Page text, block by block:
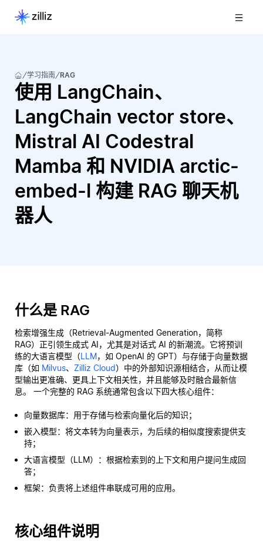
学习指南 RAG
使用 LangChain、
LangChain vector store、
Mistral AI Codestral
Mamba 和 NVIDIA arctic-
embed-l 构建 RAG 聊天机
器人
什么是 RAG
检索增强生成（Retrieval-Augmented Generation，简称
RAG）正引领生成式 AI，尤其是对话式 AI 的新潮流。它将预训
练的大语言模型（LLM，如 OpenAI 的 GPT）与存储于向量数据
库（如 Milvus、 Zilliz Cloud）中的外部知识源相结合，从而让模
型输出更准确、更具上下文相关性，并且能够及时融合最新信
息。 一个完整的 RAG 系统通常包含以下四大核心组件：
向量数据库：用于存储与检索向量化后的知识；
嵌入模型：将文本转为向量表示，为后续的相似度搜索提供支
持；
大语言模型（LLM）：根据检索到的上下文和用户提问生成回
答；
框架：负责将上述组件串联成可用的应用。
核心组件说明